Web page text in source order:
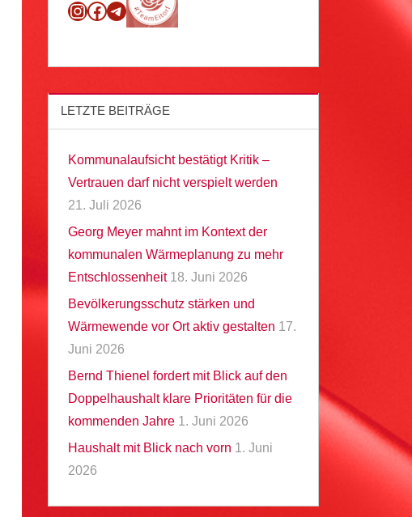
Instagram
Facebook
Telegram
LETZTE BEITRÄGE
Kommunalaufsicht bestätigt Kritik –
Vertrauen darf nicht verspielt werden
21. Juli 2026
Georg Meyer mahnt im Kontext der
kommunalen Wärmeplanung zu mehr
Entschlossenheit 18. Juni 2026
Bevölkerungsschutz stärken und
Wärmewende vor Ort aktiv gestalten 17.
Juni 2026
Bernd Thienel fordert mit Blick auf den
Doppelhaushalt klare Prioritäten für die
kommenden Jahre 1. Juni 2026
Haushalt mit Blick nach vorn 1. Juni
2026